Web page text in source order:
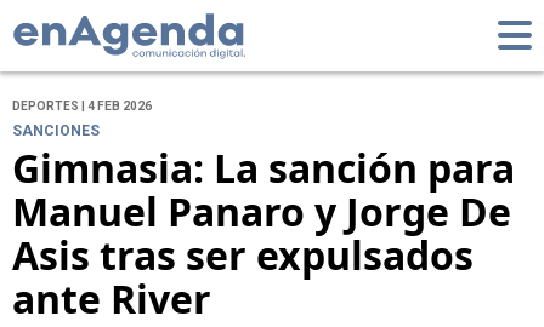
DEPORTES | 4 FEB 2026
SANCIONES
Gimnasia: La sanción para
Manuel Panaro y Jorge De
Asis tras ser expulsados
ante River